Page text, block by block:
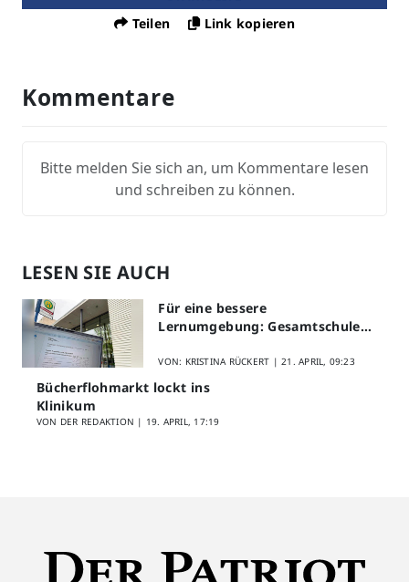
Teilen
Link kopieren
Kommentare
Bitte melden Sie sich an, um Kommentare lesen
und schreiben zu können.
LESEN SIE AUCH
Für eine bessere
Lernumgebung: Gesamtschule
Schülerfeedback
VON: KRISTINA RÜCKERT |21. APRIL, 09:23
Bücherflohmarkt lockt ins
Klinikum
VON DER REDAKTION | 19. APRIL, 17:19